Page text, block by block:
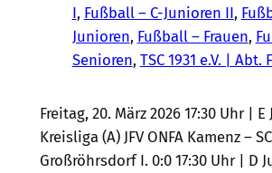
I, Fußball – C-Junioren II,
Junioren, Fußball – Frauen,
Senioren, TSC 1931 e.V. | Abt.
Freitag, 20. März 2026 17:30 Uhr |
Kreisliga (A) JFV ONFA Kamenz – SC
Großröhrsdorf I. 0:0 17:30 Uhr | D